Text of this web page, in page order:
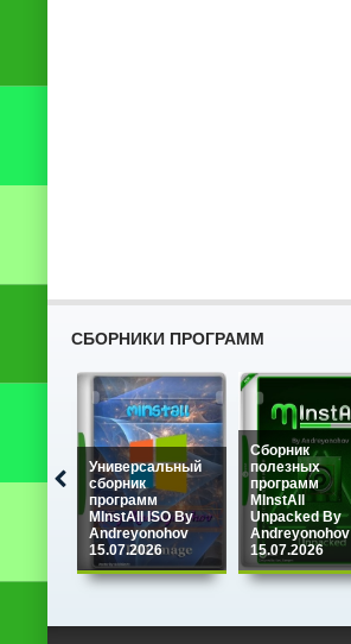
СБОРНИКИ ПРОГРАММ
Универсальный
сборник
программ
MInstAll ISO By
Andreyonohov
15.07.2026
Сборник
полезных
программ
MInstAll
Unpacked By
Andreyonohov
15.07.2026